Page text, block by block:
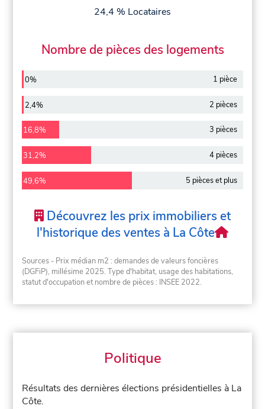
24,4 % Locataires
Nombre de pièces des logements
0% 1 pièce
2,4% 2 pièces
16,8% 3 pièces
31,2% 4 pièces
49,6% 5 pièces et plus
Découvrez les prix immobiliers et
l'historique des ventes à La Côte
Sources - Prix médian m2 : demandes de valeurs foncières
(DGFiP), millésime 2025. Type d'habitat, usage des habitations,
statut d'occupation et nombre de pièces : INSEE 2022.
Politique
Résultats des dernières élections présidentielles à La
Côte.